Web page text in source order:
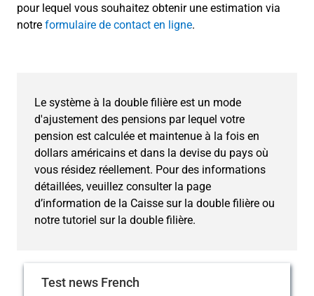
pour lequel vous souhaitez obtenir une estimation via
notre formulaire de contact en ligne.
Le système à la double filière est un mode
d'ajustement des pensions par lequel votre
pension est calculée et maintenue à la fois en
dollars américains et dans la devise du pays où
vous résidez réellement. Pour des informations
détaillées, veuillez consulter la page
d’information de la Caisse sur la double filière ou
notre tutoriel sur la double filière.
Test news French